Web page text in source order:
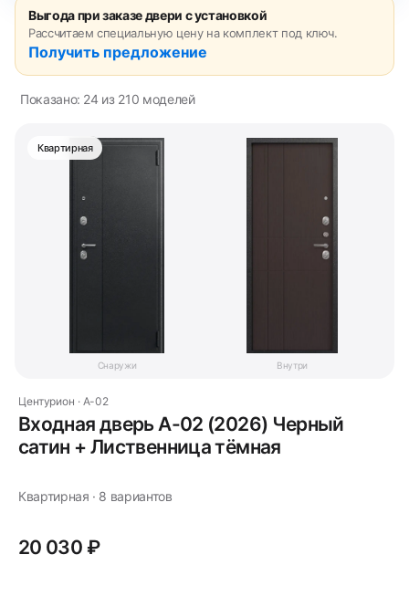
Выгода при заказе двери с установкой
Рассчитаем специальную цену на комплект под ключ.
Получить предложение
Показано: 24 из 210 моделей
Снаружи Внутри
Квартирная
Центурион · A-02
Входная дверь A-02 (2026) Черный
сатин + Лиственница тёмная
Квартирная · 8 вариантов
20 030 ₽